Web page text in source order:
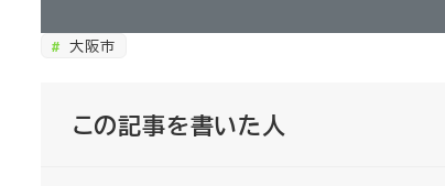
大阪市
この記事を書いた人